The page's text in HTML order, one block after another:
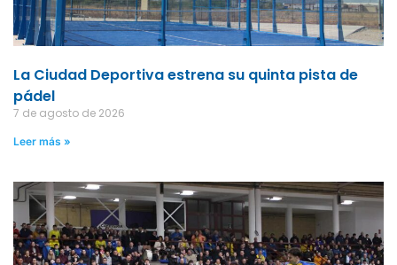
La Ciudad Deportiva estrena su quinta pista de
pádel
7 de agosto de 2026
Leer más »